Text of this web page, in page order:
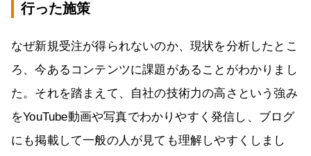
行った施策
なぜ新規受注が得られないのか、現状を分析したとこ
ろ、今あるコンテンツに課題があることがわかりまし
た。それを踏まえて、自社の技術力の高さという強み
をYouTube動画や写真でわかりやすく発信し、ブログ
にも掲載して一般の人が見ても理解しやすくしまし